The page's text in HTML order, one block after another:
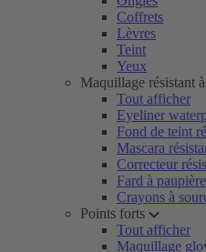
Coffrets
Lèvres
Teint
Yeux
Maquillage résistant
Tout afficher
Eyeliner
Fond de teint
Mascara
Correcteur
Fard à
Crayons à
Points forts
Tout afficher
Maquillage